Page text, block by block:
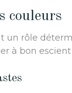
couleurs
un rôle
à bon escient